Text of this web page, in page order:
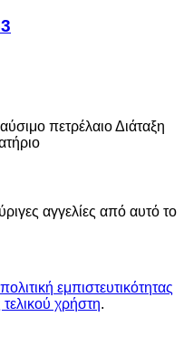
πετρέλαιοΔιάταξη
αγγελίες από αυτό το
πολιτική εμπιστευτικότητας
χρήστη.